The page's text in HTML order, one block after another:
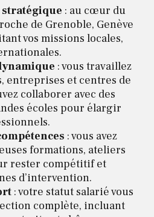
: au cœur du
de Grenoble, Genève
vos missions locales,
: vous travaillez
entreprises et centres de
collaborer avec des
écoles pour élargir
: vous avez
formations, ateliers
rester compétitif et
d’intervention.
: votre statut salarié vous
complète, incluant